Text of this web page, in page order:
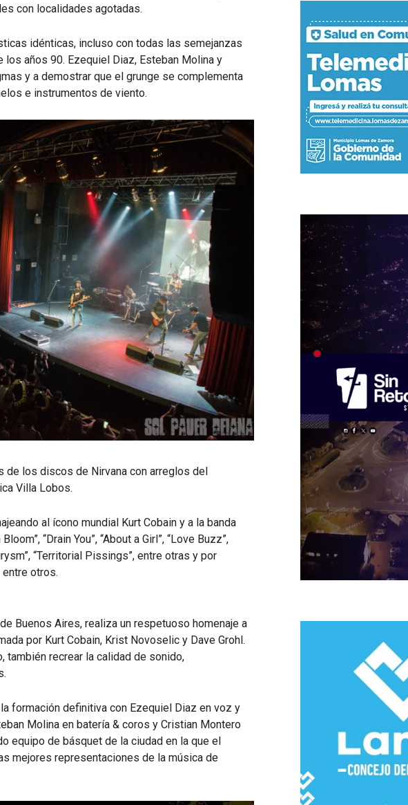
con localidades agotadas.
idénticas, incluso con todas las semejanzas
años 90. Ezequiel Diaz, Esteban Molina y
y a demostrar que el grunge se complementa
e instrumentos de viento.
de los discos de Nirvana con arreglos del
Villa Lobos.
al ícono mundial Kurt Cobain y a la banda
“Drain You”, “About a Girl”, “Love Buzz”,
“Territorial Pissings”, entre otras y por
otros.
Buenos Aires, realiza un respetuoso homenaje a
por Kurt Cobain, Krist Novoselic y Dave Grohl.
también recrear la calidad de sonido,
formación definitiva con Ezequiel Diaz en voz y
Molina en batería & coros y Cristian Montero
equipo de básquet de la ciudad en la que el
mejores representaciones de la música de